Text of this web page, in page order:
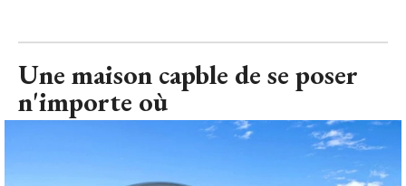
Une maison capble de se poser
n'importe où